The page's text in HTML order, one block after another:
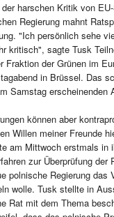
harschen Kritik von
Regierung mahnt
"Ich persönlich sehe
kritisch", sagte Tusk
Fraktion der Grünen im
in Brüssel. Das
Samstag erscheinenden
können aber
Willen meiner Freunde
am Mittwoch erstmals in
zur Überprüfung der
polnische Regierung das
wolle. Tusk stellte in
Rat mit dem Thema